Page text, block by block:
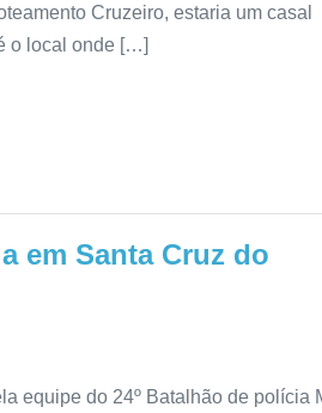
Cruzeiro, estaria um casal
o local onde […]
em Santa Cruz do
equipe do 24º Batalhão de polícia